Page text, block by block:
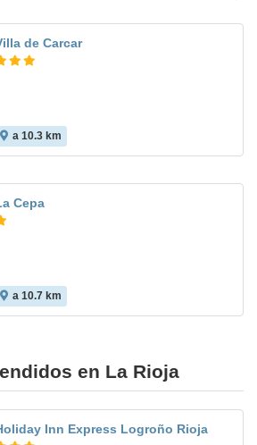
de Carcar
a 10.3 km
Cepa
a 10.7 km
en La Rioja
Inn Express Logroño Rioja